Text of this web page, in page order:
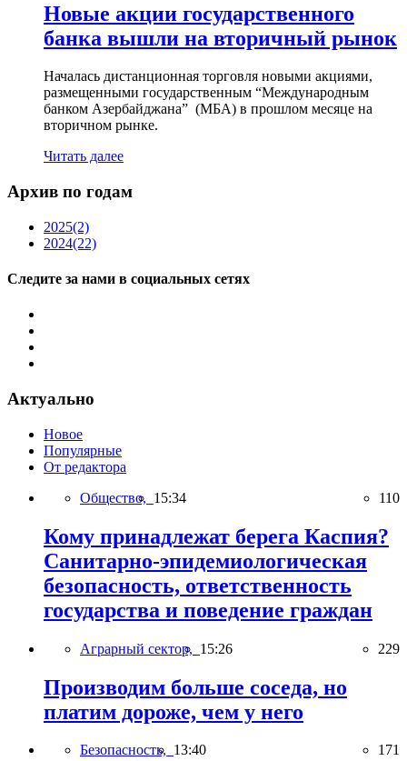
Новые акции государственного
банка вышли на вторичный рынок
Началась дистанционная торговля новыми акциями,
размещенными государственным “Международным
банком Азербайджана” (МБА) в прошлом месяце на
вторичном рынке.
Читать далее
Архив по годам
2025(2)
2024(22)
Следите за нами в социальных сетях
Актуально
Новое
Популярные
От редактора
Общество, 15:34 110
Кому принадлежат берега Каспия?
Санитарно-эпидемиологическая
безопасность, ответственность
государства и поведение граждан
Аграрный сектор, 15:26 229
Производим больше соседа, но
платим дороже, чем у него
Безопасность, 13:40 171